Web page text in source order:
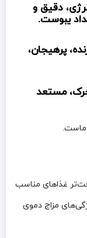
دقیق و
یبوست.
پرهیجان،
مستعد
ماست.
غذاهای مناسب
مزاج دموی